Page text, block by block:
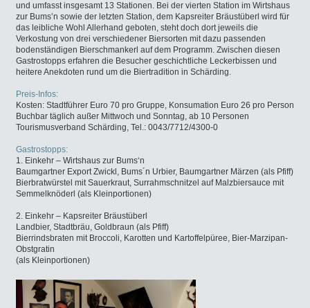
und umfasst insgesamt 13 Stationen. Bei der vierten Station im Wirtshaus
zur Bums’n sowie der letzten Station, dem Kapsreiter Bräustüberl wird für
das leibliche Wohl Allerhand geboten, steht doch dort jeweils die
Verkostung von drei verschiedener Biersorten mit dazu passenden
bodenständigen Bierschmankerl auf dem Programm. Zwischen diesen
Gastrostopps erfahren die Besucher geschichtliche Leckerbissen und
heitere Anekdoten rund um die Biertradition in Schärding.
Preis-Infos:
Kosten: Stadtführer Euro 70 pro Gruppe, Konsumation Euro 26 pro Person
Buchbar täglich außer Mittwoch und Sonntag, ab 10 Personen
Tourismusverband Schärding, Tel.: 0043/7712/4300-0
Gastrostopps:
1. Einkehr – Wirtshaus zur Bums‘n
Baumgartner Export Zwickl, Bums´n Urbier, Baumgartner Märzen (als Pfiff)
Bierbratwürstel mit Sauerkraut, Surrahmschnitzel auf Malzbiersauce mit
Semmelknöderl (als Kleinportionen)
2. Einkehr – Kapsreiter Bräustüberl
Landbier, Stadtbräu, Goldbraun (als Pfiff)
Bierrindsbraten mit Broccoli, Karotten und Kartoffelpüree, Bier-Marzipan-
Obstgratin
(als Kleinportionen)